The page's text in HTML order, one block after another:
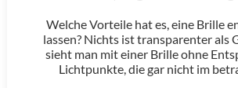
Welche Vorteile hat es, eine Brille
lassen? Nichts ist transparenter als
sieht man mit einer Brille ohne
Lichtpunkte, die gar nicht im